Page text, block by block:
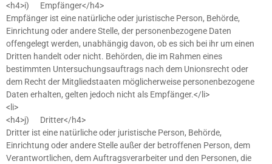
<h4>i) Empfänger</h4>
Empfänger ist eine natürliche oder juristische Person, Behörde,
Einrichtung oder andere Stelle, der personenbezogene Daten
offengelegt werden, unabhängig davon, ob es sich bei ihr um einen
Dritten handelt oder nicht. Behörden, die im Rahmen eines
bestimmten Untersuchungsauftrags nach dem Unionsrecht oder
dem Recht der Mitgliedstaaten möglicherweise personenbezogene
Daten erhalten, gelten jedoch nicht als Empfänger.</li>
<li>
<h4>j) Dritter</h4>
Dritter ist eine natürliche oder juristische Person, Behörde,
Einrichtung oder andere Stelle außer der betroffenen Person, dem
Verantwortlichen, dem Auftragsverarbeiter und den Personen, die